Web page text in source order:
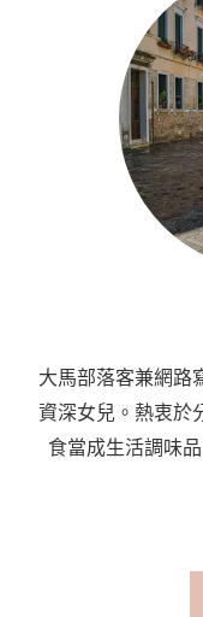
大馬部落客兼網路
資深女兒。熱衷於
食當成生活調味